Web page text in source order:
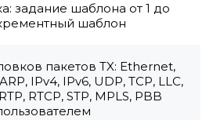
задание шаблона от 1 до
шаблон
пакетов TX: Ethernet,
IPv4, IPv6, UDP, TCP, LLC,
RTCP, STP, MPLS, PBB